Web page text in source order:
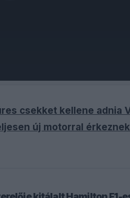
csekket kellene adnia
új motorral